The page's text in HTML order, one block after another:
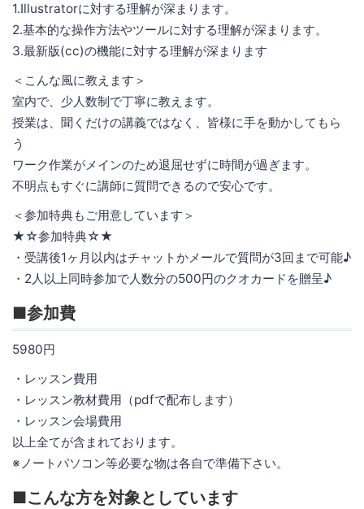
1.Illustratorに対する理解が深まります。
2.基本的な操作方法やツールに対する理解が深まります。
3.最新版(cc)の機能に対する理解が深まります
＜こんな風に教えます＞
室内で、少人数制で丁寧に教えます。
授業は、聞くだけの講義ではなく、皆様に手を動かしてもら
う
ワーク作業がメインのため退屈せずに時間が過ぎます。
不明点もすぐに講師に質問できるので安心です。
＜参加特典もご用意しています＞
★☆参加特典☆★
・受講後1ヶ月以内はチャットかメールで質問が3回まで可能♪
・2人以上同時参加で人数分の500円のクオカードを贈呈♪
■参加費
5980円
・レッスン費用
・レッスン教材費用（pdfで配布します）
・レッスン会場費用
以上全てが含まれております。
※ノートパソコン等必要な物は各自で準備下さい。
■こんな方を対象としています